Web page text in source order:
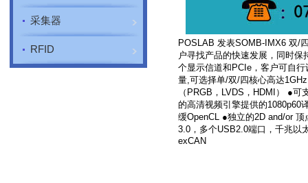
采集器
RFID
POSLAB 发表SOMB-IMX6 双/
户寻找产品的快速发展，同时
个显示信道和PCIe，客户可自
量,可选择单/双/四核心高达
（PRGB，LVDS，HDMI） ●
的高清视频引擎提供的1080p60
缓OpenCL ●独立的2D and/or
3.0，多个USB2.0端口，千兆以
exCAN